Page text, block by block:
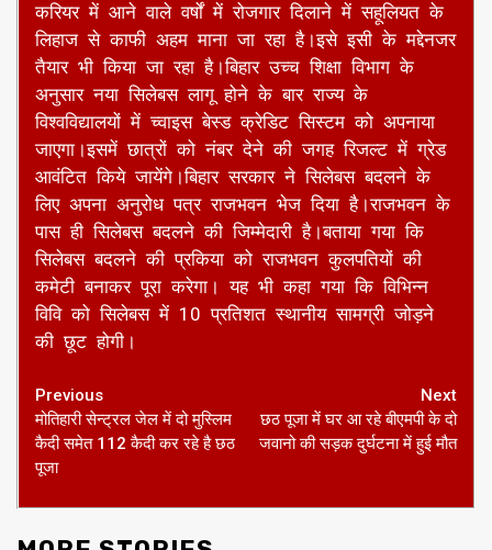
करियर में आने वाले वर्षों में रोजगार दिलाने में सहूलियत के
लिहाज से काफी अहम माना जा रहा है।इसे इसी के मद्देनजर
तैयार भी किया जा रहा है।बिहार उच्च शिक्षा विभाग के
अनुसार नया सिलेबस लागू होने के बार राज्य के
विश्वविद्यालयों में च्वाइस बेस्ड क्रेडिट सिस्टम को अपनाया
जाएगा।इसमें छात्रों को नंबर देने की जगह रिजल्ट में ग्रेड
आवंटित किये जायेंगे।बिहार सरकार ने सिलेबस बदलने के
लिए अपना अनुरोध पत्र राजभवन भेज दिया है।राजभवन के
पास ही सिलेबस बदलने की जिम्मेदारी है।बताया गया कि
सिलेबस बदलने की प्रकिया को राजभवन कुलपतियों की
कमेटी बनाकर पूरा करेगा। यह भी कहा गया कि विभिन्न
विवि को सिलेबस में 10 प्रतिशत स्थानीय सामग्री जोड़ने
की छूट होगी।
Continue
Reading
Previous
मोतिहारी सेन्ट्रल जेल में दो मुस्लिम
कैदी समेत 112 कैदी कर रहे है छठ
पूजा
Next
छठ पूजा में घर आ रहे बीएमपी के दो
जवानो की सड़क दुर्घटना में हुई मौत